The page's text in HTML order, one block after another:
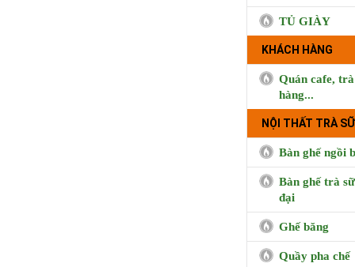
TỦ GIÀY
KHÁCH HÀNG
Quán cafe,
hàng...
NỘI THẤT TRÀ
Bàn ghế ngồi
Bàn ghế trà
đại
Ghế băng
Quầy pha chế